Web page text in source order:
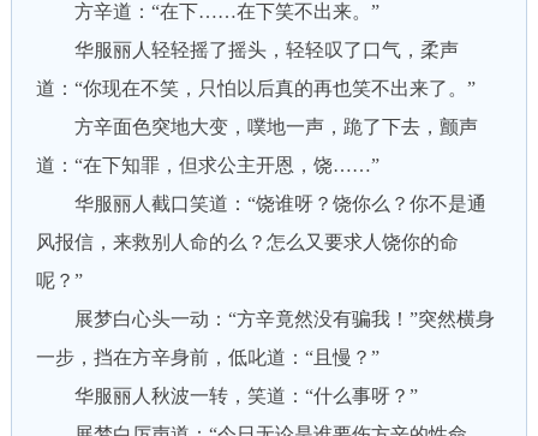
方辛道：“在下……在下笑不出来。”
华服丽人轻轻摇了摇头，轻轻叹了口气，柔声
道：“你现在不笑，只怕以后真的再也笑不出来了。”
方辛面色突地大变，噗地一声，跪了下去，颤声
道：“在下知罪，但求公主开恩，饶……”
华服丽人截口笑道：“饶谁呀？饶你么？你不是通
风报信，来救别人命的么？怎么又要求人饶你的命
呢？”
展梦白心头一动：“方辛竟然没有骗我！”突然横身
一步，挡在方辛身前，低叱道：“且慢？”
华服丽人秋波一转，笑道：“什么事呀？”